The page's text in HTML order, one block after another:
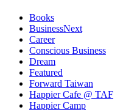
Books
BusinessNext
Career
Conscious Business
Dream
Featured
Forward Taiwan
Happier Cafe @ TAF
Happier Camp